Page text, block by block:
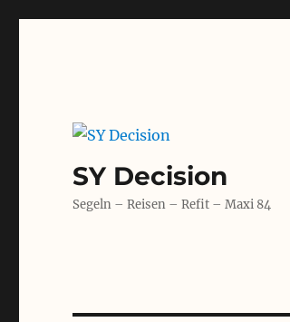
SY Decision
Segeln – Reisen – Refit – Maxi 84